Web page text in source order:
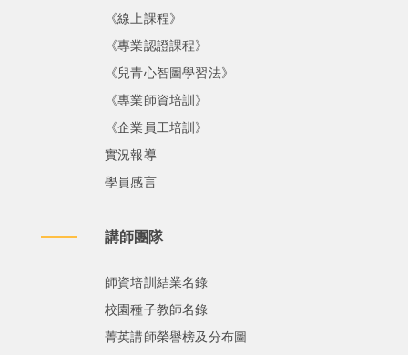
《線上課程》
《專業認證課程》
《兒青心智圖學習法》
《專業師資培訓》
《企業員工培訓》
實況報導
學員感言
講師團隊
師資培訓結業名錄
校園種子教師名錄
菁英講師榮譽榜及分布圖